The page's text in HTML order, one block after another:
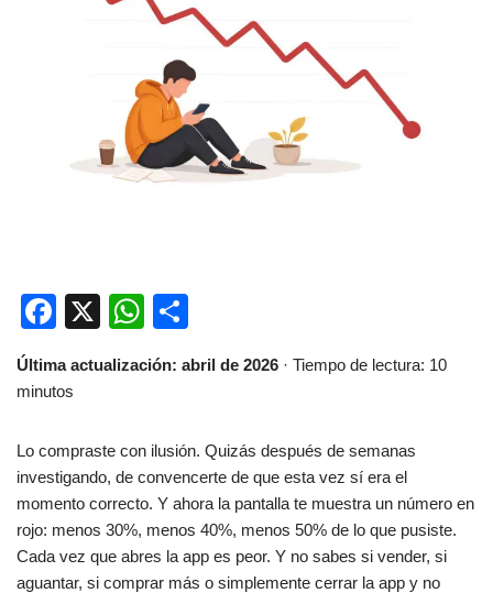
F
c
b
o
o
k
X
W
at
A
p
p
m
ar
tir
Última actualización: abril de 2026 · Tiempo de lectura: 10
minutos
Lo compraste con ilusión. Quizás después de semanas
investigando, de convencerte de que esta vez sí era el
momento correcto. Y ahora la pantalla te muestra un número en
rojo: menos 30%, menos 40%, menos 50% de lo que pusiste.
Cada vez que abres la app es peor. Y no sabes si vender, si
aguantar, si comprar más o simplemente cerrar la app y no